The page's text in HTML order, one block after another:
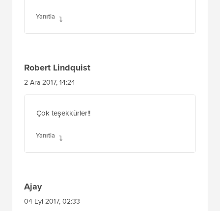
Yanıtla
Robert Lindquist
2 Ara 2017, 14:24
Çok teşekkürler!!
Yanıtla
Ajay
04 Eyl 2017, 02:33